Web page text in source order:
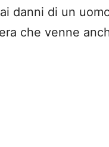
ai danni di un
che venne